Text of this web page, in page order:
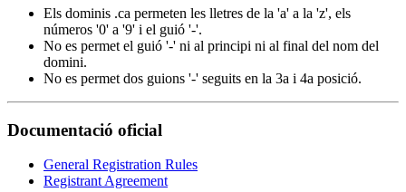
Els dominis .ca permeten les lletres de la 'a' a la 'z', els
números '0' a '9' i el guió '-'.
No es permet el guió '-' ni al principi ni al final del nom del
domini.
No es permet dos guions '-' seguits en la 3a i 4a posició.
Documentació oficial
General Registration Rules
Registrant Agreement